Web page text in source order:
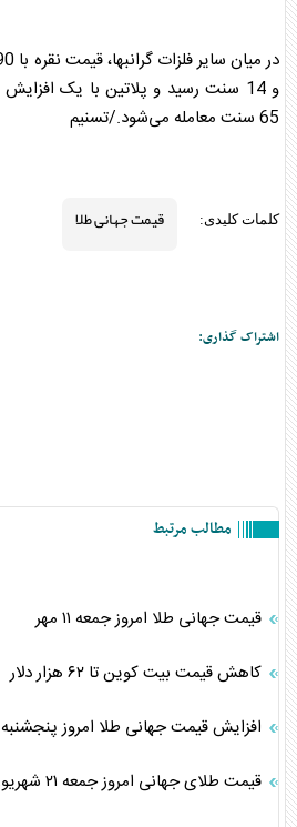
65 سنت معامله می‌شود./تسنیم
کلمات کلیدی: قیمت جهانی طلا
اشتراک گذاری:
مطالب مرتبط
قیمت جهانی طلا امروز جمعه ۱۱ مهر
کاهش قیمت بیت کوین تا ۶۲ هزار دلار
افزایش قیمت جهانی طلا امروز پنجشنبه ۲۴ مهر ۱۴۰۴
قیمت طلای جهانی امروز جمعه ۲۱ شهریور